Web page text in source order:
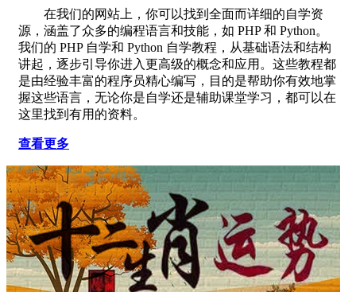
在我们的网站上，你可以找到全面而详细的自学资
源，涵盖了众多的编程语言和技能，如 PHP 和 Python。
我们的 PHP 自学和 Python 自学教程，从基础语法和结构
讲起，逐步引导你进入更高级的概念和应用。这些教程都
是由经验丰富的程序员精心编写，目的是帮助你有效地掌
握这些语言，无论你是自学还是辅助课堂学习，都可以在
这里找到有用的资料。
查看更多